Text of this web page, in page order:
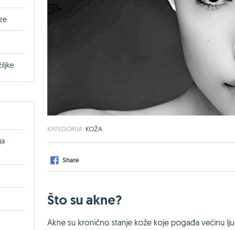
KATEGORIJA: KOŽA
Share
Što su akne?
Akne su kronično stanje kože koje pogađa većinu